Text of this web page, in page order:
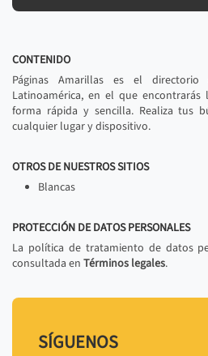
CONTENIDO
Páginas Amarillas es el
Latinoamérica, en el que
forma rápida y sencilla. Realiza tus
cualquier lugar y dispositivo.
OTROS DE NUESTROS SITIOS
Blancas
PROTECCIÓN DE DATOS PERSONALES
La política de tratamiento de datos
consultada en Términos legales.
SÍGUENOS